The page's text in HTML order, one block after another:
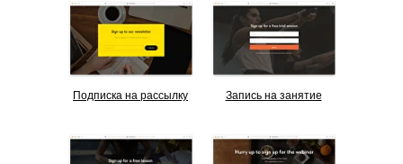
Подписка на рассылку Запись на занятие